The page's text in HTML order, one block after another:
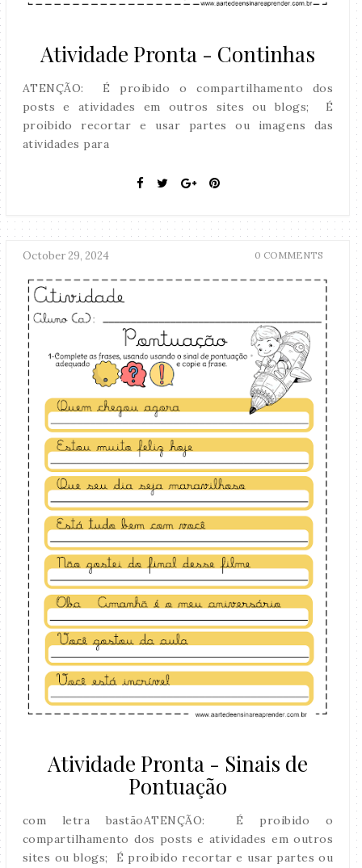
Atividade Pronta - Continhas
ATENÇÃO: É proibido o compartilhamento dos
posts e atividades em outros sites ou blogs; É
proibido recortar e usar partes ou imagens das
atividades para
October 29, 2024 0 COMMENTS
Atividade Pronta - Sinais de
Pontuação
com letra bastãoATENÇÃO: É proibido o
compartilhamento dos posts e atividades em outros
sites ou blogs; É proibido recortar e usar partes ou